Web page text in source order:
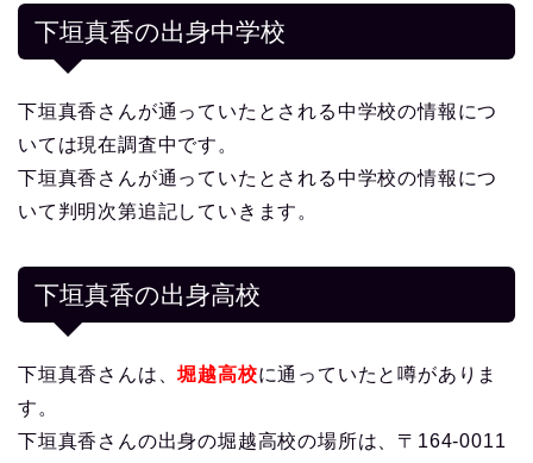
下垣真香の出身中学校
下垣真香さんが通っていたとされる中学校の情報につ
いては現在調査中です。
下垣真香さんが通っていたとされる中学校の情報につ
いて判明次第追記していきます。
下垣真香の出身高校
下垣真香さんは、堀越高校に通っていたと噂がありま
す。
下垣真香さんの出身の堀越高校の場所は、〒164-0011